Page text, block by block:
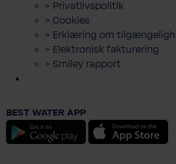
2.859,00 DKK Priser er
> Privatlivspolitik
> Cookies
> Erklæring om
> Elektronisk fakturering
> Smiley rapport
BEST WATER APP
Android